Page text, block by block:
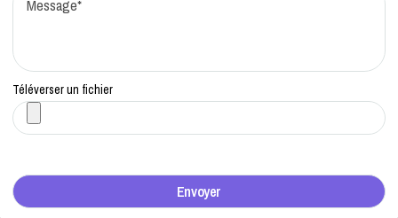
Téléverser un fichier